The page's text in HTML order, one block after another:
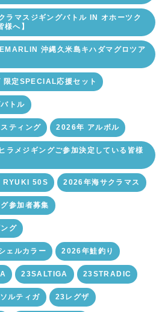
マスジギングバトル IN オホーツク
へ】
沖縄久米島キハダマグロツア
定SPECIAL応援セット
トル
ティング 2026年 アルボル
メジギングご参加決定している皆様
RYUKI 50S 2026年海サクラマス
参加者募集
グ
ェルカラー 2026年鮭釣り
23SALTIGA 23STRADIC
ルティガ 23レグザ